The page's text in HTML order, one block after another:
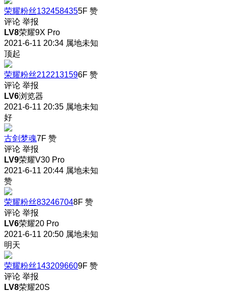
荣耀粉丝1324584355F 赞
评论 举报
LV8荣耀9X Pro
2021-6-11 20:34 属地未知
顶起
荣耀粉丝2122131596F 赞
评论 举报
LV6浏览器
2021-6-11 20:35 属地未知
好
古剑梦魂7F 赞
评论 举报
LV9荣耀V30 Pro
2021-6-11 20:44 属地未知
赞
荣耀粉丝832467048F 赞
评论 举报
LV6荣耀20 Pro
2021-6-11 20:50 属地未知
明天
荣耀粉丝1432096609F 赞
评论 举报
LV8荣耀20S